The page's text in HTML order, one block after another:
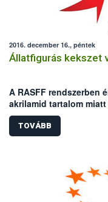
2016. december 16., péntek
Állatfigurás kekszet
A RASFF rendszerben
akrilamid tartalom
ízesítésű állatfigurás
NÉBIH felhívja a
idejű, LOT 208
TOVÁBB